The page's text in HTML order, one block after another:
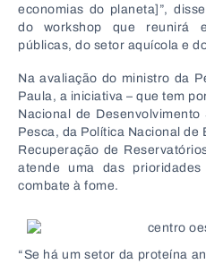
economias do planeta]”,
do workshop que reunirá
públicas, do setor aquícola e
Na avaliação do ministro da
Paula, a iniciativa – que tem
Nacional de
Pesca, da Política Nacional de
Recuperação de
atende uma das
combate à fome.
“Se há um setor da proteína